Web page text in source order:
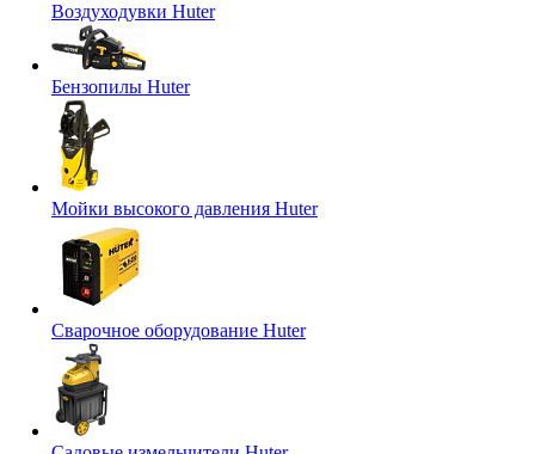
Воздуходувки Huter
Бензопилы Huter
Мойки высокого давления Huter
Сварочное оборудование Huter